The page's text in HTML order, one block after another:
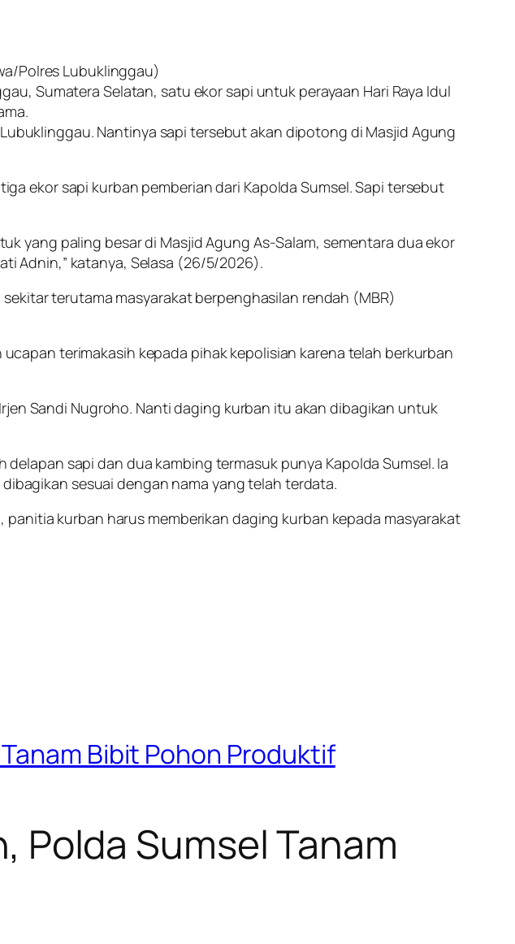
Polres Lubuklinggau)
Sumatera Selatan, satu ekor sapi untuk perayaan Hari Raya Idul
Nantinya sapi tersebut akan dipotong di Masjid Agung
ekor sapi kurban pemberian dari Kapolda Sumsel. Sapi tersebut
yang paling besar di Masjid Agung As-Salam, sementara dua ekor
Adnin,” katanya, Selasa (26/5/2026).
terutama masyarakat berpenghasilan rendah (MBR)
terimakasih kepada pihak kepolisian karena telah berkurban
Sandi Nugroho. Nanti daging kurban itu akan dibagikan untuk
sapi dan dua kambing termasuk punya Kapolda Sumsel. Ia
sesuai dengan nama yang telah terdata.
kurban harus memberikan daging kurban kepada masyarakat
Bibit Pohon Produktif
Polda Sumsel Tanam